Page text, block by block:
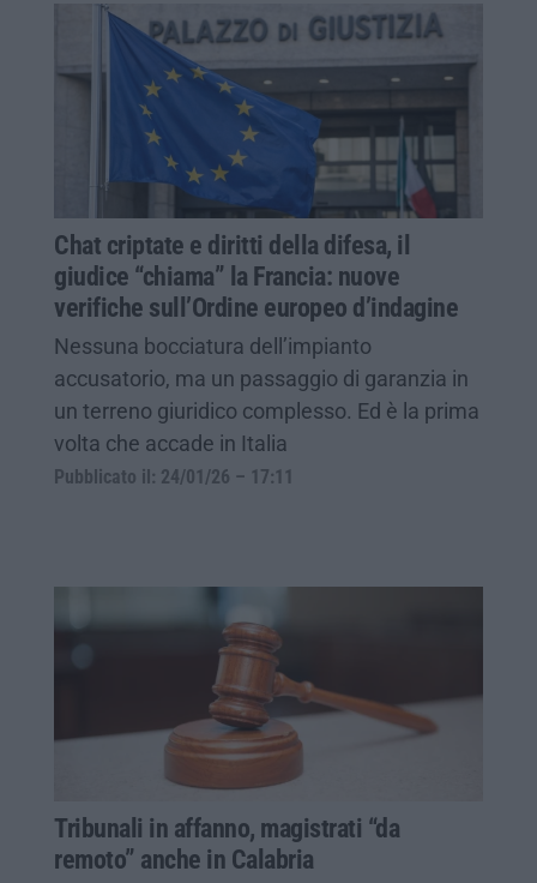
Chat criptate e diritti della difesa, il
giudice “chiama” la Francia: nuove
verifiche sull’Ordine europeo d’indagine
Nessuna bocciatura dell’impianto
accusatorio, ma un passaggio di garanzia in
un terreno giuridico complesso. Ed è la prima
volta che accade in Italia
Pubblicato il: 24/01/26 – 17:11
Tribunali in affanno, magistrati “da
remoto” anche in Calabria